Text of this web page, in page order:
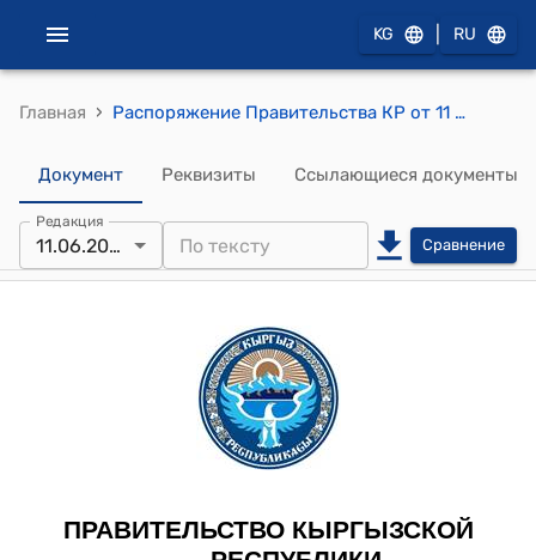
KG RU
Главная › Распоряжение Правительства КР от 11 июня 2019 года N 209-р (Об одобрении проектов Обменных писем между Правительством Кыргызской Республики и Правительством Китайской Народной Республики о проведении предварительного технического исследования проекта "Улучшение водоснабжения и санитарии в сельских населенных пунктах Кыргызской Республики")
Документ Реквизиты Ссылающиеся документы
Редакция
11.06.2019 Сравнение